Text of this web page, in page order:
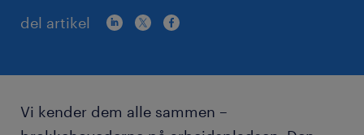
del artikel
Vi kender dem alle sammen –